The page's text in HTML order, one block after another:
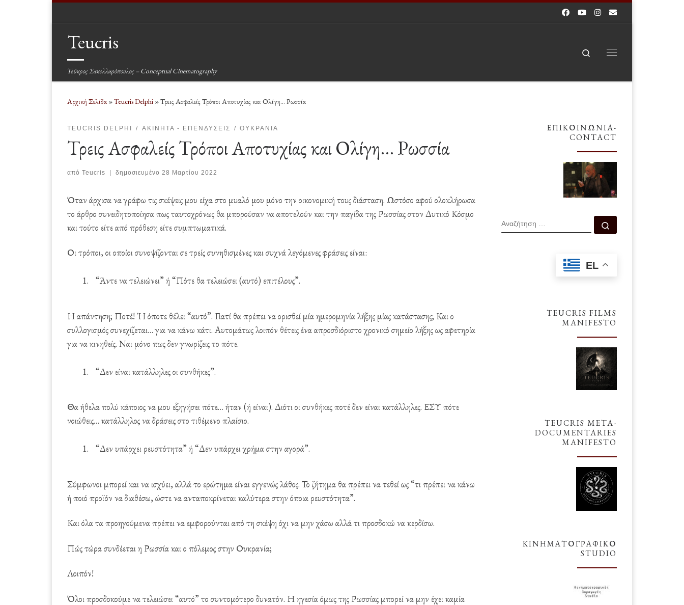
Teucris
Τεύκρος Σακελλαρόπουλος – Conceptual Cinematography
Search
Αρχική Σελίδα»Teucris Delphi »Τρεις Ασφαλείς Τρόποι Αποτυχίας και Ολίγη… Ρωσσία
TEUCRIS DELPHI ΑΚΊΝΗΤΑ - ΕΠΕΝΔΎΣΕΙΣ ΟΥΚΡΑΝΊΑ
Τρεις Ασφαλείς Τρόποι Αποτυχίας και Ολίγη… Ρωσσία
από Teucris | δημοσιευμένο 28 Μαρτίου 2022
Όταν άρχισα να γράφω τις σκέψεις μου είχα στο μυαλό μου μόνο την οικονομική τους διάσταση. Ωστόσο αφού ολοκλήρωσα
το άρθρο συνειδητοποίησα πως ταυτοχρόνως θα μπορούσαν να αποτελούν και την παγίδα της Ρωσσίας στον Δυτικό Κόσμο
και τούτο είτε από πρόθεση είτε συμπτωματικά.
Οι τρόποι, οι οποίοι συνοψίζονται σε τρείς συνηθισμένες και συχνά λεγόμενες φράσεις είναι:
“Άντε να τελειώνει” ή “Πότε θα τελειώσει (αυτό) επιτέλους”.
Η απάντηση; Ποτέ! Ή όποτε θέλει “αυτό”. Γιατί θα πρέπει να ορισθεί μία ημερομηνία λήξης μίας κατάστασης; Και ο
συλλογισμός συνεχίζεται… για να κάνω κάτι. Αυτομάτως λοιπόν θέτεις ένα απροσδιόριστο χρονικό σημείο λήξης ως αφετηρία
για να κινηθείς. Ναι μόνο πως δεν γνωρίζεις το πότε.
“Δεν είναι κατάλληλες οι συνθήκες”.
Θα ήθελα πολύ κάποιος να μου εξηγήσει πότε… ήταν (ή είναι). Διότι οι συνθήκες ποτέ δεν είναι κατάλληλες. ΕΣΥ πότε
νοιώθεις… κατάλληλος να δράσεις στο τιθέμενο πλαίσιο.
“Δεν υπάρχει ρευστότητα” ή “Δεν υπάρχει χρήμα στην αγορά”.
Σύμφωνοι μπορεί και να ισχύει, αλλά το ερώτημα είναι εγγενώς λάθος. Το ζήτημα θα πρέπει να τεθεί ως “τι πρέπει να κάνω
ή ποιό προϊόν να διαθέσω, ώστε να ανταποκρίνεται καλύτερα στην όποια ρευστότητα”.
Και όλα τα προηγούμενα πρέπει να εμφορούνται από τη σκέψη όχι να μην χάσω αλλά τι προσδοκώ να κερδίσω.
Πώς τώρα συνδέεται η Ρωσσία και ο πόλεμος στην Ουκρανία;
Λοιπόν!
Όλοι προσδοκούμε να τελειώσει “αυτό” το συντομότερο δυνατόν. Η ηγεσία όμως της Ρωσσίας μπορεί να μην έχει καμία
ΕΠΙΚΟΙΝΩΝΊΑ-
CONTACT
ΑΝΑΖΉΤΗΣΗ
EL
TEUCRIS FILMS
MANIFESTO
TEUCRIS META-
DOCUMENTARIES
MANIFESTO
ΚΙΝΗΜΑΤΟΓΡΑΦΙΚΌ
STUDIO